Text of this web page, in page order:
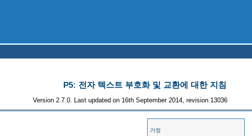
P5: 전자 텍스트 부호화 및 교환에 대한 지침
Version 2.7.0. Last updated on 16th September 2014, revision 13036
가정